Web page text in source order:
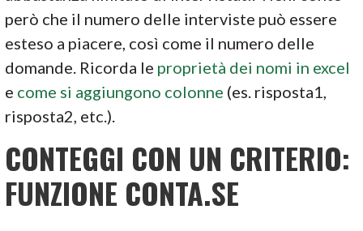
però che il numero delle interviste può essere
esteso a piacere, così come il numero delle
domande. Ricorda le proprietà dei nomi in excel
e come si aggiungono colonne (es. risposta1,
risposta2, etc.).
CONTEGGI CON UN CRITERIO:
FUNZIONE CONTA.SE